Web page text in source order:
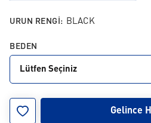
URUN RENGI: BLACK
BEDEN
Lütfen Seçiniz
Gelince